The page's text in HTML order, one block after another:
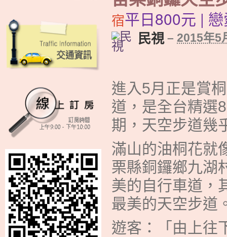
宿平日800元 |
民視 – 2015年5
進入5月正是賞
道，是全台精選
期，天空步道幾
滿山的油桐花就
栗縣銅鑼鄉九湖
美的自行車道，
最美的天空步道
遊客：「由上往